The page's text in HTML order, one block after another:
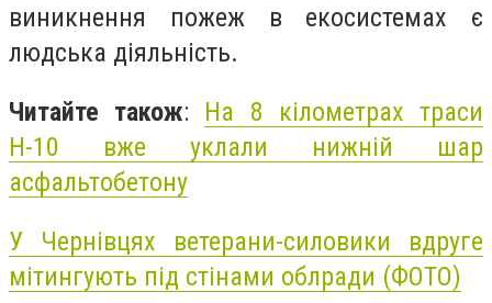
виникнення пожеж в екосистемах є
людська діяльність.
Читайте також: На 8 кілометрах траси
Н-10 вже уклали нижній шар
асфальтобетону
У Чернівцях ветерани-силовики вдруге
мітингують під стінами облради (ФОТО)